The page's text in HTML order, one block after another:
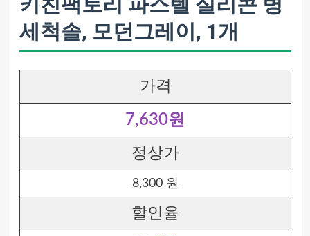
세척솔, 모던그레이, 1개
가격
7,630원
정상가
8,300 원
할인율